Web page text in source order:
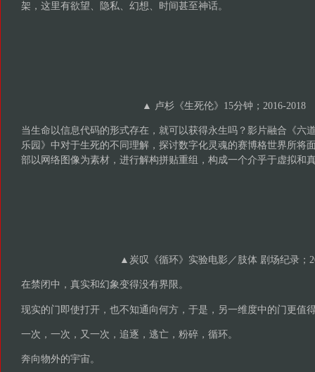
架，这里有欲望、隐私、幻想、时间甚至神话。
▲ 卢杉《生死伦》15分钟；2016-2018
当生命以信息代码的形式存在，就可以获得永生吗？影片融合《六
乐园》中对于生死的不同理解，探讨数字化灵魂的赛博格世界所将
部以网络图像为素材，进行解构拼贴重组，构成一个介乎于虚拟和
▲炭叹《循环》实验电影／肢体 剧场纪录；
在禁闭中，真实和幻象变得没有界限。
现实的门即使打开，也不知通向何方，于是，另一维度中的门更值
一次，一次，又一次，追逐，逃亡，粉碎，循环。
奔向物外的宇宙。